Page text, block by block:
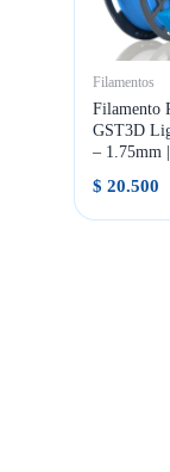
Filamentos
Filamento
GST3D
– 1.75mm
$ 20.500